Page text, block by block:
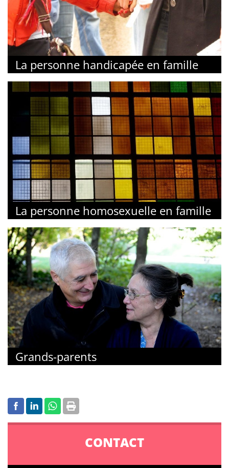
La personne handicapée en famille
La personne homosexuelle en famille
Grands-parents
CONTACT